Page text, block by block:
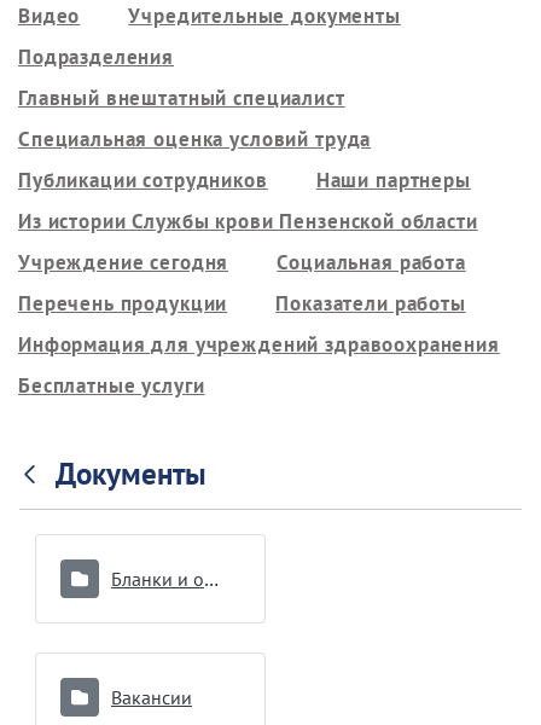
Видео
Учредительные документы
Подразделения
Главный внештатный специалист
Специальная оценка условий труда
Публикации сотрудников
Наши партнеры
Из истории Службы крови Пензенской области
Учреждение сегодня
Социальная работа
Перечень продукции
Показатели работы
Информация для учреждений здравоохранения
Бесплатные услуги
Документы
Бланки и образцы документов
Вакансии